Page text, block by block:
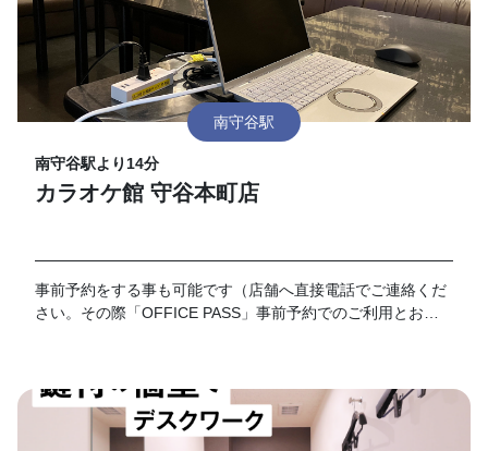
南守谷駅
南守谷駅より14分
カラオケ館 守谷本町店
事前予約をする事も可能です（店舗へ直接電話でご連絡くだ
さい。その際「OFFICE PASS」事前予約でのご利用とお伝
各店舗フロントにてお伺いお願い致します。